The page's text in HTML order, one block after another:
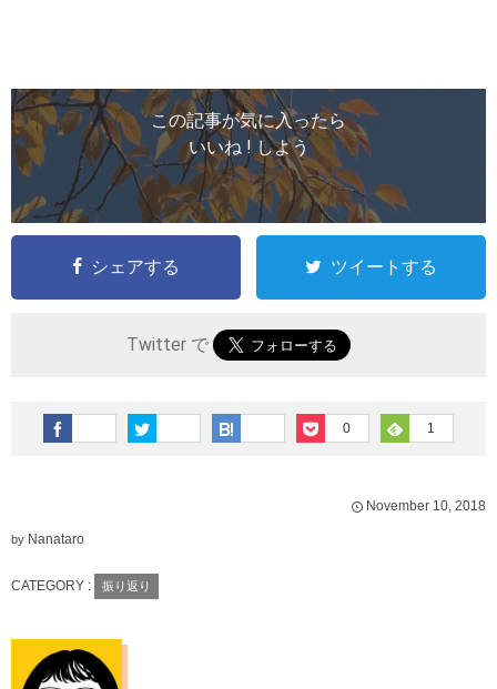
この記事が気に入ったら
いいね ! しよう
シェアする ツイートする
Twitter で
0 1
November 10, 2018
by Nanataro
CATEGORY : 振り返り